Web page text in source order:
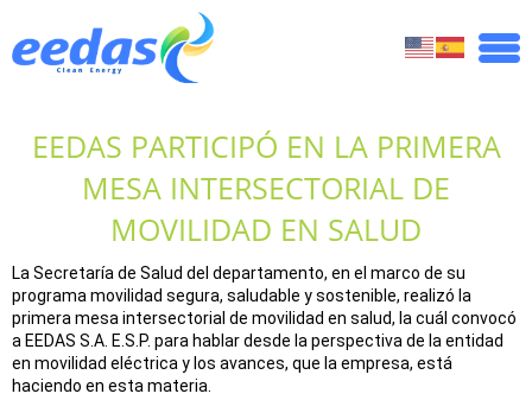
EEDAS PARTICIPÓ EN LA PRIMERA
MESA INTERSECTORIAL DE
MOVILIDAD EN SALUD
La Secretaría de Salud del departamento, en el marco de su
programa movilidad segura, saludable y sostenible, realizó la
primera mesa intersectorial de movilidad en salud, la cuál convocó
a EEDAS S.A. E.S.P. para hablar desde la perspectiva de la entidad
en movilidad eléctrica y los avances, que la empresa, está
haciendo en esta materia.